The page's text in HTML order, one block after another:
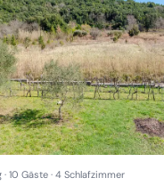
10 Gäste · 4 Schlafzimmer